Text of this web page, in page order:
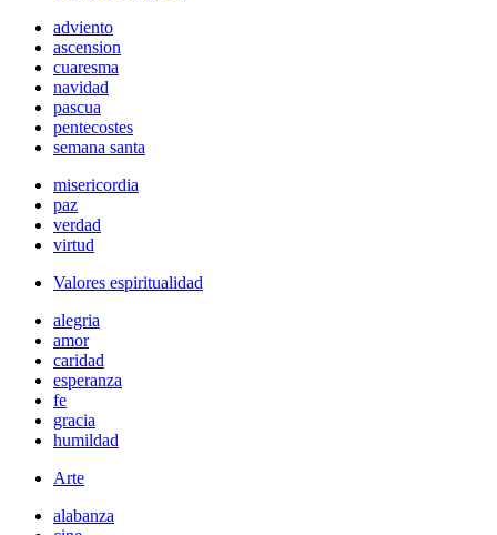
adviento
ascension
cuaresma
navidad
pascua
pentecostes
semana santa
misericordia
paz
verdad
virtud
Valores espiritualidad
alegria
amor
caridad
esperanza
fe
gracia
humildad
Arte
alabanza